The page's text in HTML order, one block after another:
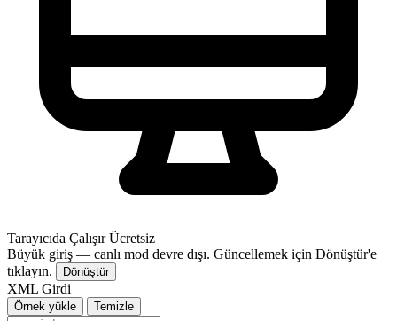
Tarayıcıda Çalışır Ücretsiz
Büyük giriş — canlı mod devre dışı. Güncellemek için Dönüştür'e
tıklayın.
Dönüştür
XML Girdi
Örnek yükle Temizle